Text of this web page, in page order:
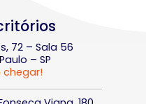
72 – Sala 56
– SP
chegar!